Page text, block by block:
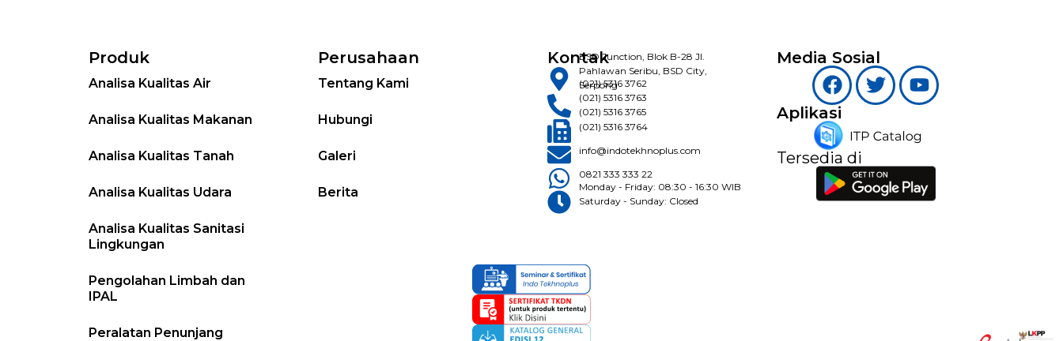
Produk
Analisa Kualitas Air
Analisa Kualitas Makanan
Analisa Kualitas Tanah
Analisa Kualitas Udara
Analisa Kualitas Sanitasi
Lingkungan
Pengolahan Limbah dan
IPAL
Peralatan Penunjang
Perusahaan
Tentang Kami
Hubungi
Galeri
Berita
KontakBSD Junction, Blok B-28 Jl.
Pahlawan Seribu, BSD City,
Serpong
(021) 5316 3762
(021) 5316 3763
(021) 5316 3765
(021) 5316 3764
info@indotekhnoplus.com
0821 333 333 22
Monday - Friday: 08:30 - 16:30 WIB
Saturday - Sunday: Closed
Media Sosial
Aplikasi
Tersedia di